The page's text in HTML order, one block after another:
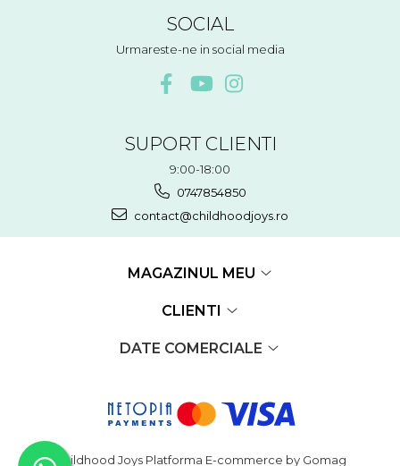
SOCIAL
Urmareste-ne in social media
SUPORT CLIENTI
9:00-18:00
0747854850
contact@childhoodjoys.ro
MAGAZINUL MEU
CLIENTI
DATE COMERCIALE
Childhood Joys Platforma E-commerce by Gomag